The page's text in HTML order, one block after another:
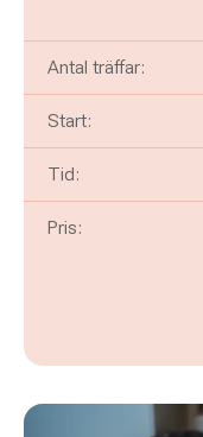
Antal träffar:
Start:
Tid:
Pris: